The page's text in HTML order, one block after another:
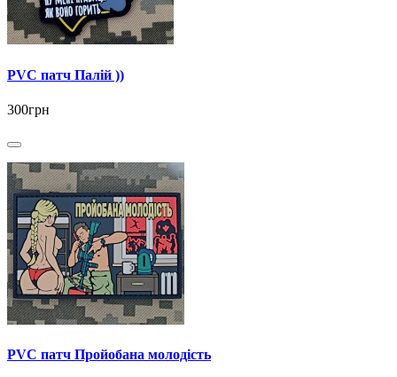
PVC патч Палій ))
300грн
PVC патч Пройобана молодість